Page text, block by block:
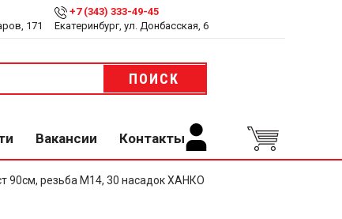
171
+7 (343) 333-49-45
Екатеринбург, ул. Донбасская, 6
ПОИСК
Вакансии Контакты
90см, резьба М14, 30 насадок ХАНКО